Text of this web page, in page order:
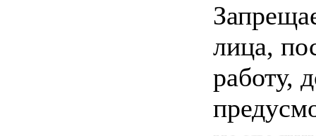
лица,
работу,